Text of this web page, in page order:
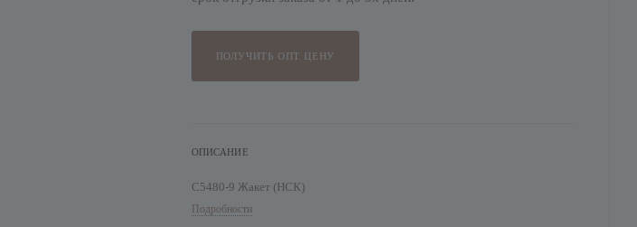
ПОЛУЧИТЬ ОПТ ЦЕНУ
ОПИСАНИЕ
С5480-9 Жакет (НСК)
Подробности